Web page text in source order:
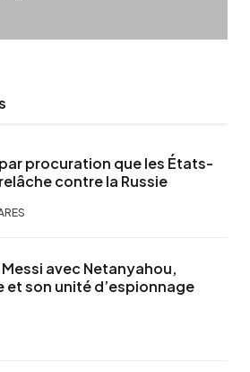
procuration que les États-
contre la Russie
avec Netanyahou,
et son unité d’espionnage